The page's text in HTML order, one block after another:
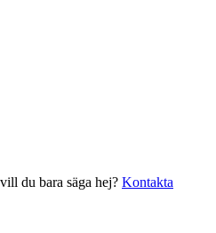
du bara säga hej? Kontakta